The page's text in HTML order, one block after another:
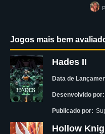
Jogos mais bem
Hades II
Data de
Desenvolvido por:
Publicado por:
Hollow